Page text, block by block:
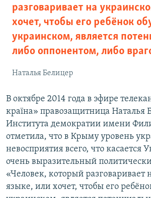
разговаривает на
хочет, чтобы его ребёнок
украинском, является
либо оппонентом, либо
Наталья Белицер
В октябре 2014 года в эфире
країна» правозащитница Наталья
Института демократии имени
отметила, что в Крыму уровень
невосприятия всего, что касается
очень выразительный
«Человек, который разговаривает
языке, или хочет, чтобы его